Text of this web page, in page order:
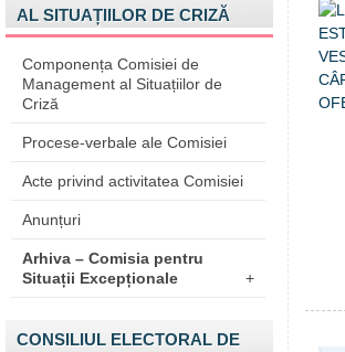
AL SITUAȚIILOR DE CRIZĂ
Componența Comisiei de
Management al Situațiilor de
Criză
Procese-verbale ale Comisiei
Acte privind activitatea Comisiei
Anunțuri
Arhiva – Comisia pentru
Situații Excepționale
+
CONSILIUL ELECTORAL DE